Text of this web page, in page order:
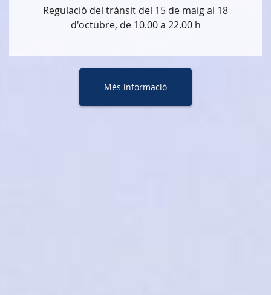
Regulació del trànsit del 15 de maig al 18
d'octubre, de 10.00 a 22.00 h
Més informació